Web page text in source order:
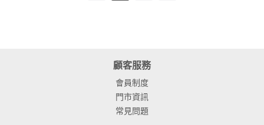
顧客服務
會員制度
門市資訊
常見問題